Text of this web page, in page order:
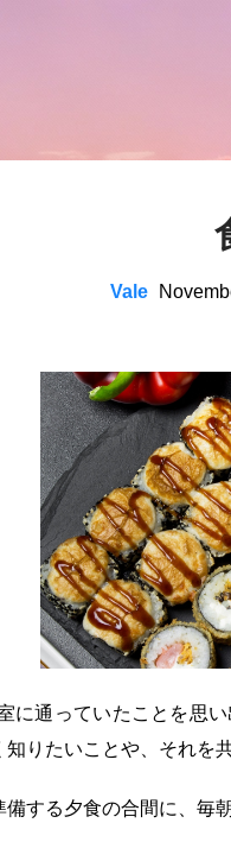
Vale
に通っていたことを思
りたいことや、それを
する夕食の合間に、毎